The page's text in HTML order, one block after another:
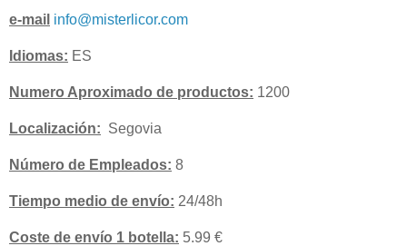
e-mail info@misterlicor.com
Idiomas: ES
Numero Aproximado de productos: 1200
Localización: Segovia
Número de Empleados: 8
Tiempo medio de envío: 24/48h
Coste de envío 1 botella: 5.99 €